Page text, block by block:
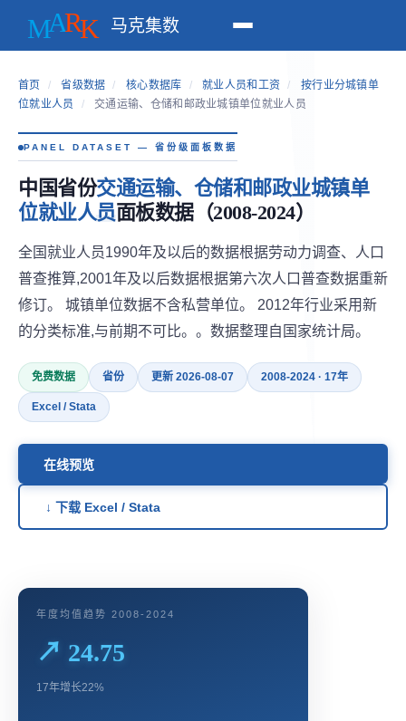
马克集数
首页 / 省级数据 / 核心数据库 / 就业人员和工资 /
按行业分城镇单
位就业人员
/ 交通运输、仓储和邮政业城镇单位就业人员
PANEL DATASET — 省份级面板数据
中国省份交通运输、仓储和邮政业城镇单
位就业人员面板数据（2008-2024）
全国就业人员1990年及以后的数据根据劳动力调查、人口
普查推算,2001年及以后数据根据第六次人口普查数据重新
修订。 城镇单位数据不含私营单位。 2012年行业采用新
的分类标准,与前期不可比。。数据整理自国家统计局。
免费数据 省份 更新 2026-08-07 2008-2024 · 17年
Excel / Stata
在线预览
↓ 下载 Excel / Stata
年度均值趋势 2008-2024
↗ 24.75
17年增长22%